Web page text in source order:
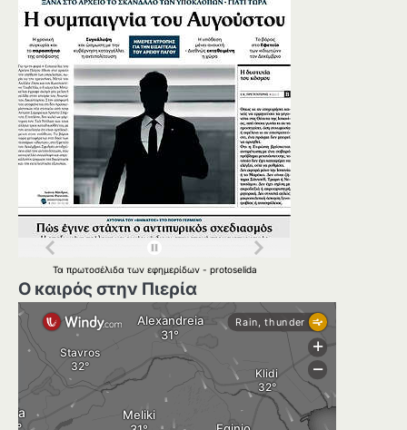
Τα πρωτοσέλιδα των εφημερίδων - protoselida
Ο καιρός στην Πιερία